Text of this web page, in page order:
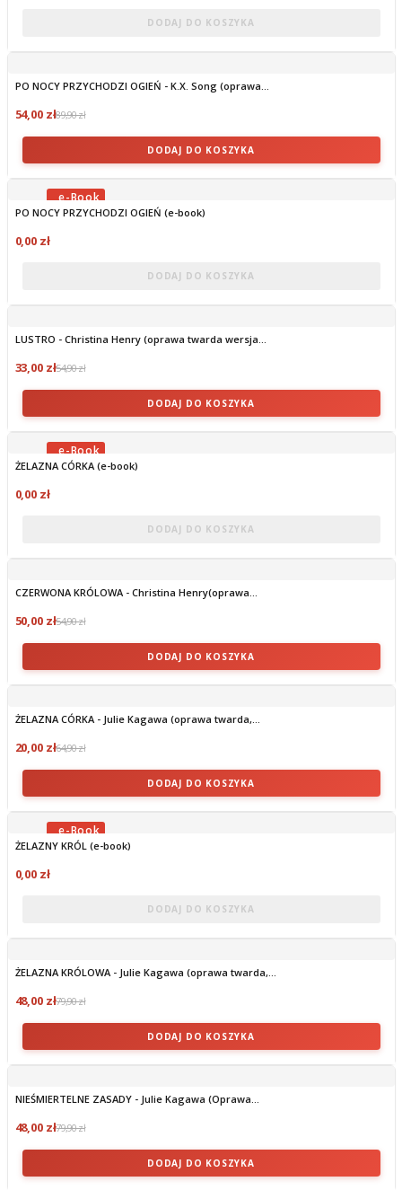
DODAJ DO KOSZYKA
PO NOCY PRZYCHODZI OGIEŃ - K.X. Song (oprawa...
54,00 zł89,90 zł
DODAJ DO KOSZYKA
OBECNIE BRAK NA STANIE
PO NOCY PRZYCHODZI OGIEŃ (e-book)
0,00 zł
DODAJ DO KOSZYKA
LUSTRO - Christina Henry (oprawa twarda wersja...
33,00 zł54,90 zł
DODAJ DO KOSZYKA
OBECNIE BRAK NA STANIE
ŻELAZNA CÓRKA (e-book)
0,00 zł
DODAJ DO KOSZYKA
CZERWONA KRÓLOWA - Christina Henry(oprawa...
50,00 zł54,90 zł
DODAJ DO KOSZYKA
ŻELAZNA CÓRKA - Julie Kagawa (oprawa twarda,...
20,00 zł64,90 zł
DODAJ DO KOSZYKA
OBECNIE BRAK NA STANIE
ŻELAZNY KRÓL (e-book)
0,00 zł
DODAJ DO KOSZYKA
ŻELAZNA KRÓLOWA - Julie Kagawa (oprawa twarda,...
48,00 zł79,90 zł
DODAJ DO KOSZYKA
NIEŚMIERTELNE ZASADY - Julie Kagawa (Oprawa...
48,00 zł79,90 zł
DODAJ DO KOSZYKA